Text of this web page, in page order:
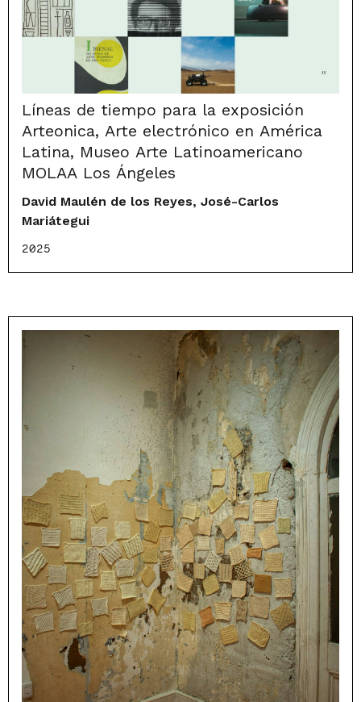
Líneas de tiempo para la exposición
Arteonica, Arte electrónico en América
Latina, Museo Arte Latinoamericano
MOLAA Los Ángeles
David Maulén de los Reyes, José-Carlos
Mariátegui
2025